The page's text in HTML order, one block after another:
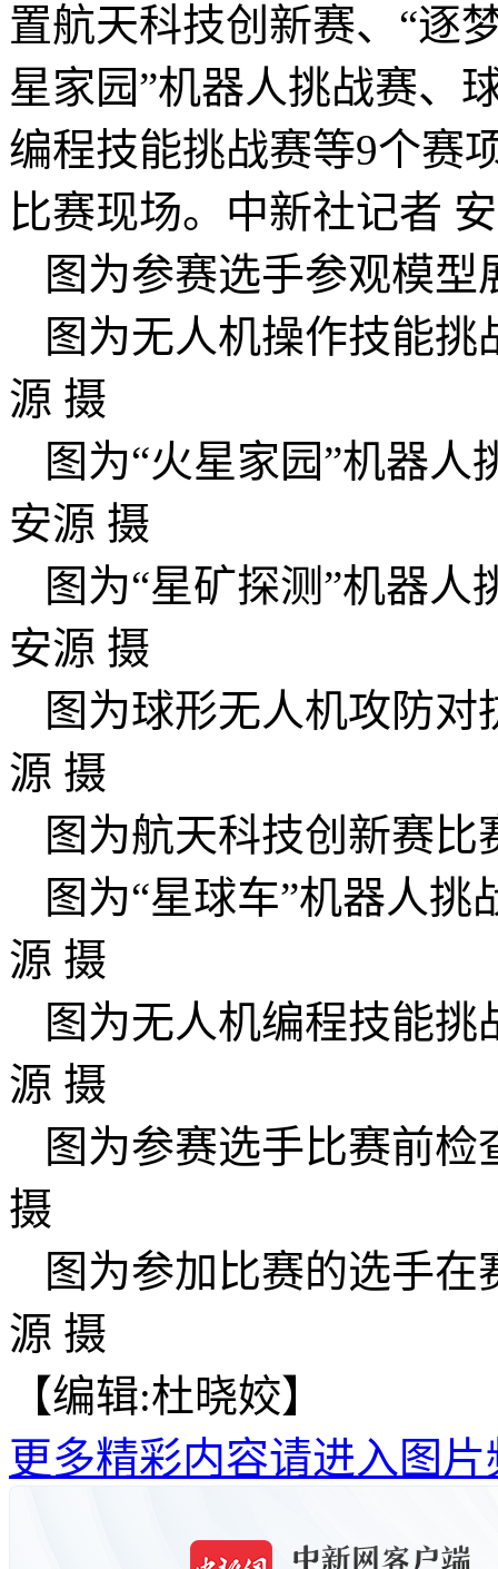
置航天科技创新赛、“逐
星家园”机器人挑战赛、
编程技能挑战赛等9个赛
比赛现场。中新社记者
图为参赛选手参观模型
图为无人机操作技能挑
源 摄
图为“火星家园”机器人
安源 摄
图为“星矿探测”机器人
安源 摄
图为球形无人机攻防对
源 摄
图为航天科技创新赛比
图为“星球车”机器人挑
源 摄
图为无人机编程技能挑
源 摄
图为参赛选手比赛前检
摄
图为参加比赛的选手在
源 摄
【编辑:杜晓姣】
更多精彩内容请进入图片